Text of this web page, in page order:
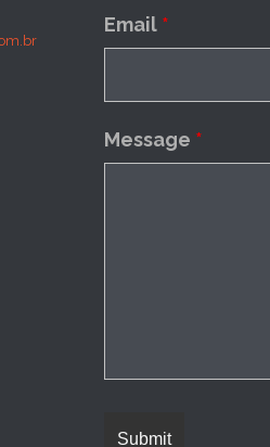
Email *
Message *